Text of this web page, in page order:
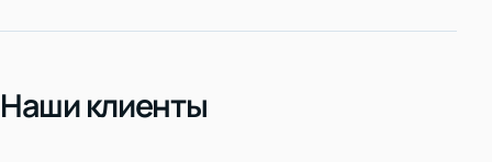
Наши клиенты